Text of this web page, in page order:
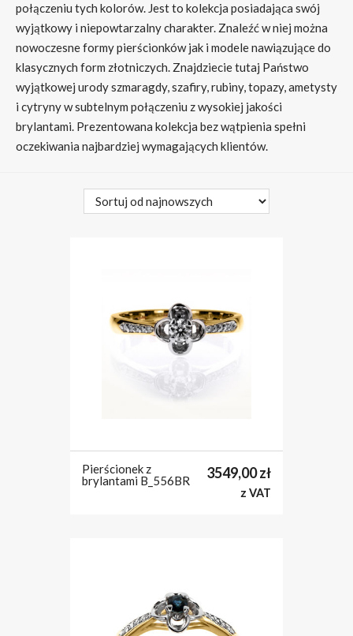
połączeniu tych kolorów. Jest to kolekcja posiadająca swój
wyjątkowy i niepowtarzalny charakter. Znaleźć w niej można
nowoczesne formy pierścionków jak i modele nawiązujące do
klasycznych form złotniczych. Znajdziecie tutaj Państwo
wyjątkowej urody szmaragdy, szafiry, rubiny, topazy, ametysty
i cytryny w subtelnym połączeniu z wysokiej jakości
brylantami. Prezentowana kolekcja bez wątpienia spełni
oczekiwania najbardziej wymagających klientów.
Pierścionek z
brylantami B_556BR
3549,00zł
z VAT